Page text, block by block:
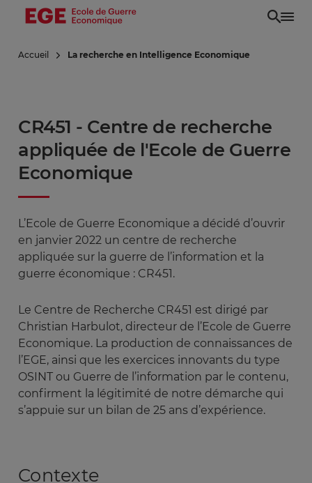
Aller
principal
Accueil La recherche en Intelligence Economique
CR451 - Centre de recherche
appliquée de l'Ecole de Guerre
Economique
L’Ecole de Guerre Economique a décidé d’ouvrir
en janvier 2022 un centre de recherche
appliquée sur la guerre de l’information et la
guerre économique : CR451.
Le Centre de Recherche CR451 est dirigé par
Christian Harbulot, directeur de l’Ecole de Guerre
Economique. La production de connaissances de
l’EGE, ainsi que les exercices innovants du type
OSINT ou Guerre de l’information par le contenu,
confirment la légitimité de notre démarche qui
s’appuie sur un bilan de 25 ans d’expérience.
Contexte